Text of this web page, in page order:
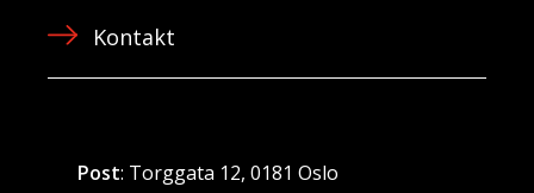
Kontakt
Post: Torggata 12, 0181 Oslo